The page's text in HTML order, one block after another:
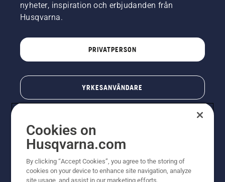
nyheter, inspiration och erbjudanden från
Husqvarna.
PRIVATPERSON
YRKESANVÄNDARE
Cookies on
Husqvarna.com
By clicking “Accept Cookies”, you agree to the storing of
cookies on your device to enhance site navigation, analyze
site usage, and assist in our marketing efforts.